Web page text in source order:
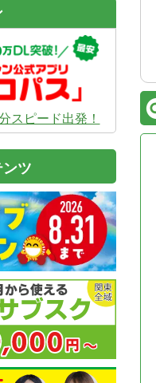
スピード出発！
ツ